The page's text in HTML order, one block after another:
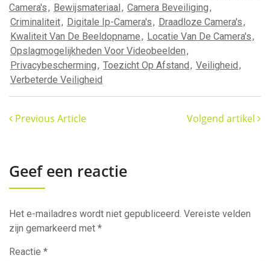
Camera's, Bewijsmateriaal, Camera Beveiliging,
Criminaliteit, Digitale Ip-Camera's, Draadloze Camera's,
Kwaliteit Van De Beeldopname, Locatie Van De Camera's,
Opslagmogelijkheden Voor Videobeelden,
Privacybescherming, Toezicht Op Afstand, Veiligheid,
Verbeterde Veiligheid
Previous Article Volgend artikel
Geef een reactie
Het e-mailadres wordt niet gepubliceerd. Vereiste velden
zijn gemarkeerd met *
Reactie *